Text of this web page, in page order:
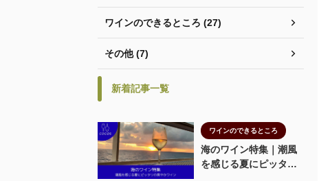
ワインのできるところ (27)
その他 (7)
新着記事一覧
ワインのできるところ
海のワイン特集｜潮風
を感じる夏にピッタリ